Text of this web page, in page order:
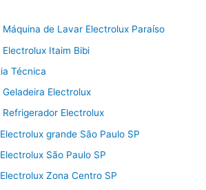
de Lavar Electrolux Paraíso
Itaim Bibi
Técnica
Electrolux
Electrolux
grande São Paulo SP
São Paulo SP
Zona Centro SP